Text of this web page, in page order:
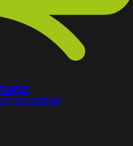
wizualnej